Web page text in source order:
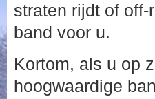
straten rijdt of
band voor u.
Kortom, als u op
hoogwaardige